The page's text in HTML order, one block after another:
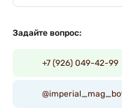
Задайте вопрос:
+7 (926) 049-42-99